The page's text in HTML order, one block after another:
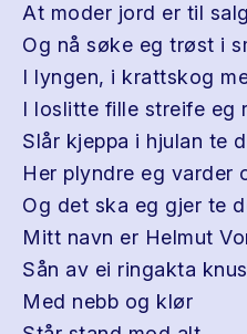
At moder jord er til
Og nå søke eg trøst i
I lyngen, i krattskog
I loslitte fille streife eg
Slår kjeppa i hjulan te
Her plyndre eg varder
Og det ska eg gjer te
Mitt navn er Helmut
Sån av ei ringakta
Med nebb og klør